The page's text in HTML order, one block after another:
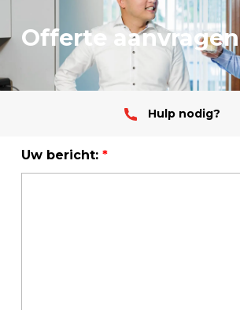
Offerte aanvragen
Hulp nodig?
Uw bericht: *